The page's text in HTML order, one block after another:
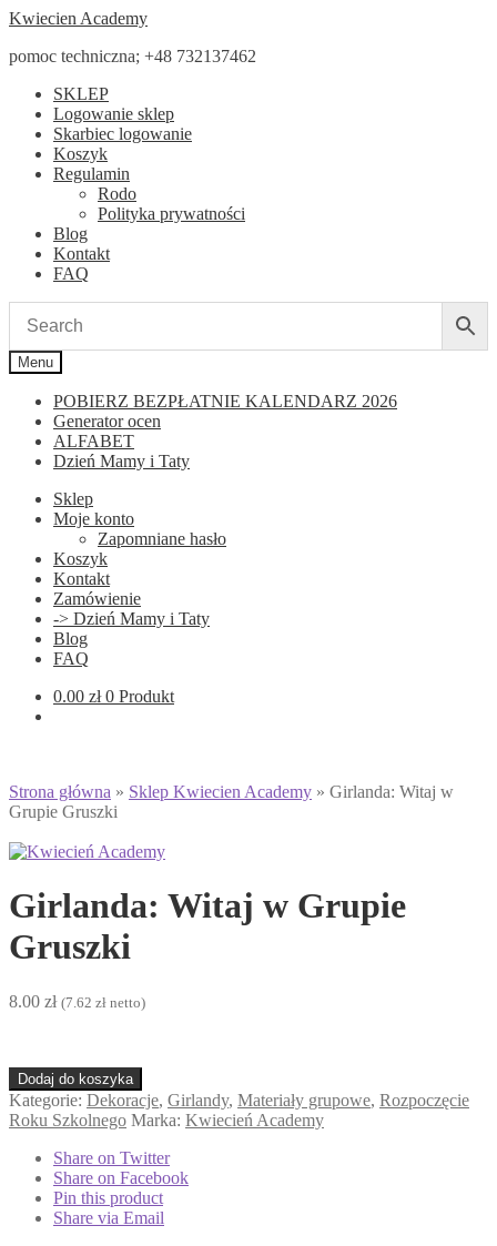
Przejdź
nawigacji
Przejdź
treści
Kwiecien Academy
pomoc techniczna; +48 732137462
SKLEP
Logowanie sklep
Skarbiec logowanie
Koszyk
Regulamin
Rodo
Polityka prywatności
Blog
Kontakt
FAQ
Menu
POBIERZ BEZPŁATNIE KALENDARZ 2026
Generator ocen
ALFABET
Dzień Mamy i Taty
Sklep
Moje konto
Zapomniane hasło
Koszyk
Kontakt
Zamówienie
-> Dzień Mamy i Taty
Blog
FAQ
0.00 zł 0 Produkt
Strona główna » Sklep Kwiecien Academy » Girlanda: Witaj w
Grupie Gruszki
Girlanda: Witaj w Grupie
Gruszki
8.00 zł (7.62 zł netto)
ilość
Girlanda:
Witaj
Grupie
Gruszki
Dodaj do koszyka
Kategorie: Dekoracje, Girlandy, Materiały grupowe, Rozpoczęcie
Roku Szkolnego Marka: Kwiecień Academy
Share on Twitter
Share on Facebook
Pin this product
Share via Email